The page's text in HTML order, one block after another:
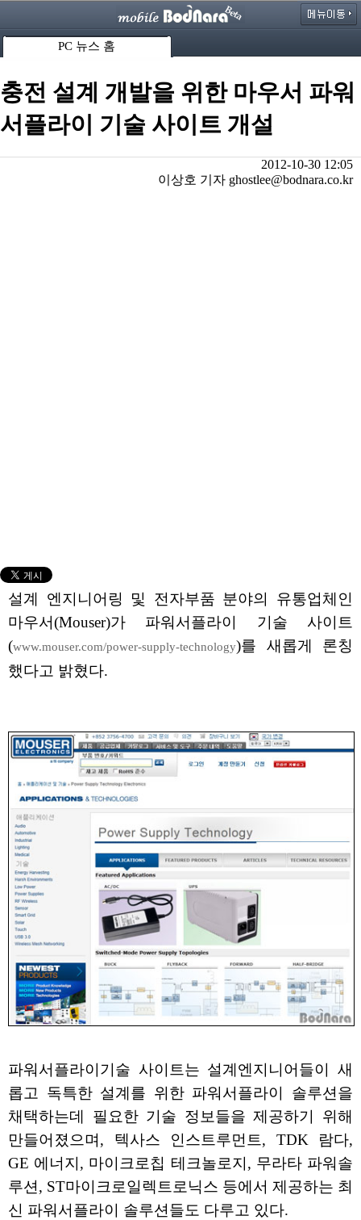
PC 뉴스 홈
충전 설계 개발을 위한 마우서 파워
서플라이 기술 사이트 개설
2012-10-30 12:05
이상호 기자 ghostlee@bodnara.co.kr
설계 엔지니어링 및 전자부품 분야의 유통업체인
마우서(Mouser)가 파워서플라이 기술 사이트
(www.mouser.com/power-supply-technology)를 새롭게 론칭
했다고 밝혔다.
파워서플라이기술 사이트는 설계엔지니어들이 새
롭고 독특한 설계를 위한 파워서플라이 솔루션을
채택하는데 필요한 기술 정보들을 제공하기 위해
만들어졌으며, 텍사스 인스트루먼트, TDK 람다,
GE 에너지, 마이크로칩 테크놀로지, 무라타 파워솔
루션, ST마이크로일렉트로닉스 등에서 제공하는 최
신 파워서플라이 솔루션들도 다루고 있다.